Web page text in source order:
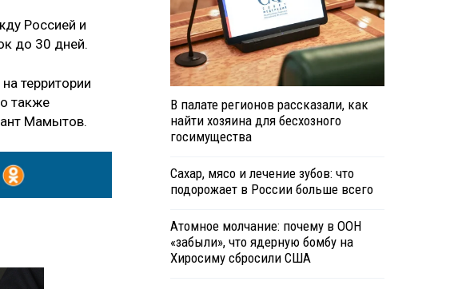
Россией и
до 30 дней.
территории
также
Мамытов.
В палате регионов рассказали, как
найти хозяина для бесхозного
госимущества
Сахар, мясо и лечение зубов: что
подорожает в России больше всего
Атомное молчание: почему в ООН
«забыли», что ядерную бомбу на
Хиросиму сбросили США